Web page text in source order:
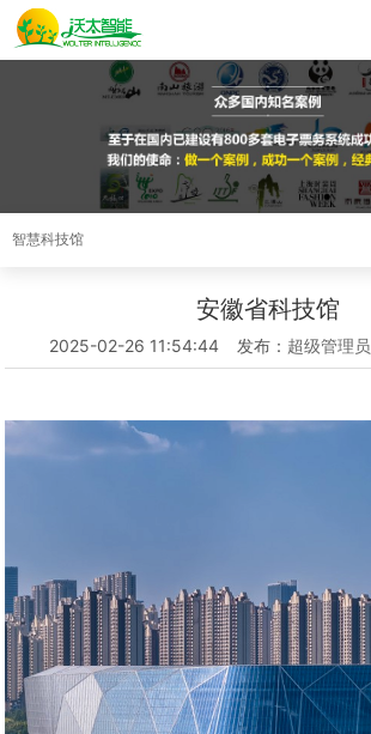
智慧科技馆
安徽省科技馆
2025-02-26 11:54:44 发布： 超级管理员